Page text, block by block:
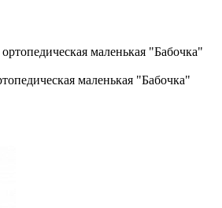
маленькая "Бабочка"